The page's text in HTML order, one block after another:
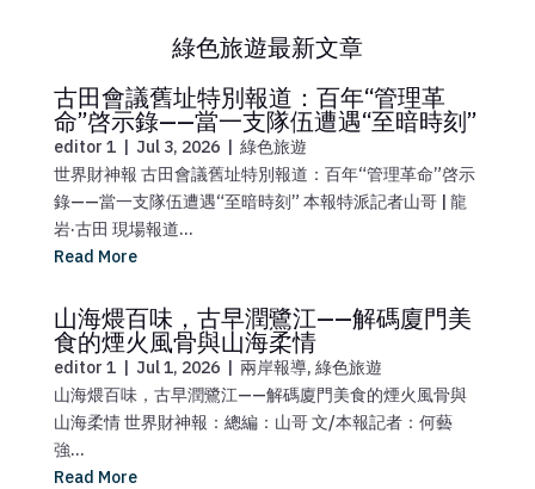
綠色旅遊最新文章
古田會議舊址特別報道：百年“管理革
命”啓示錄——當一支隊伍遭遇“至暗時刻”
editor 1 | Jul 3, 2026 | 綠色旅遊
世界財神報 古田會議舊址特別報道：百年“管理革命”啓示
錄——當一支隊伍遭遇“至暗時刻” 本報特派記者山哥 | 龍
岩·古田 現場報道...
Read More
山海煨百味，古早潤鷺江——解碼廈門美
食的煙火風骨與山海柔情
editor 1 | Jul 1, 2026 | 兩岸報導, 綠色旅遊
山海煨百味，古早潤鷺江——解碼廈門美食的煙火風骨與
山海柔情 世界財神報：總編：山哥 文/本報記者：何藝
強...
Read More